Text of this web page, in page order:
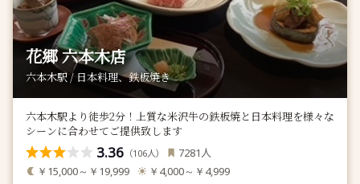
花郷 六本木店
六本木駅 / 日本料理、鉄板焼き
六本木駅より徒歩2分！上質な米沢牛の鉄板焼と日本料理を様々な
シーンに合わせてご提供致します
3.36 （106人） 7281 人
￥15,000～￥19,999 ￥4,000～￥4,999